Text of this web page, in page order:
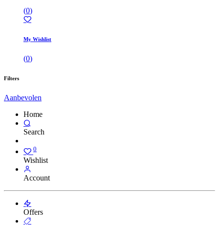
(0)
My Wishlist
(0)
Filters
Aanbevolen
Home
Search
0
Wishlist
Account
Offers